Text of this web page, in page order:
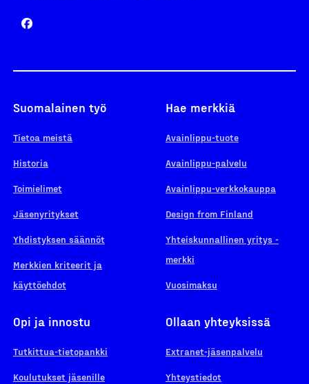
Suomalainen työ
Tietoa meistä
Historia
Toimielimet
Jäsenyritykset
Yhdistyksen säännöt
Merkkien kriteerit ja
käyttöehdot
Hae merkkiä
Avainlippu-tuote
Avainlippu-palvelu
Avainlippu-verkkokauppa
Design from Finland
Yhteiskunnallinen yritys -
merkki
Vuosimaksu
Opi ja innostu
Tutkittua-tietopankki
Koulutukset jäsenille
Ollaan yhteyksissä
Extranet-jäsenpalvelu
Yhteystiedot